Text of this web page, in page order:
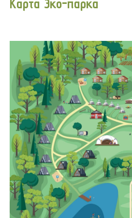
Карта Эко-парка